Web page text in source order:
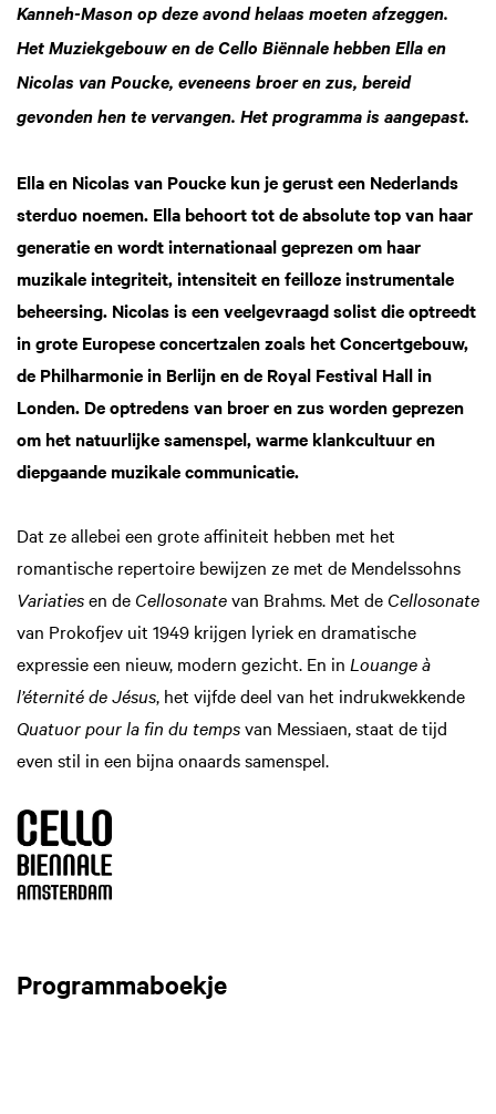
Kanneh-Mason op deze avond helaas moeten afzeggen.
Het Muziekgebouw en de Cello Biënnale hebben Ella en
Nicolas van Poucke, eveneens broer en zus, bereid
gevonden hen te vervangen. Het programma is aangepast.
Ella en Nicolas van Poucke kun je gerust een Nederlands
sterduo noemen. Ella behoort tot de absolute top van haar
generatie en wordt internationaal geprezen om haar
muzikale integriteit, intensiteit en feilloze instrumentale
beheersing. Nicolas is een veelgevraagd solist die optreedt
in grote Europese concertzalen zoals het Concertgebouw,
de Philharmonie in Berlijn en de Royal Festival Hall in
Londen. De optredens van broer en zus worden geprezen
om het natuurlijke samenspel, warme klankcultuur en
diepgaande muzikale communicatie.
Dat ze allebei een grote affiniteit hebben met het
romantische repertoire bewijzen ze met de Mendelssohns
Variatiesen de Cellosonatevan Brahms. Met de Cellosonate
van Prokofjev uit 1949 krijgen lyriek en dramatische
expressie een nieuw, modern gezicht. En in Louange à
l’éternité de Jésus, het vijfde deel van het indrukwekkende
Quatuor pour la fin du tempsvan Messiaen, staat de tijd
even stil in een bijna onaards samenspel.
Programmaboekje